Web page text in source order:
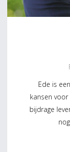
Ede is
kansen
bijdrage